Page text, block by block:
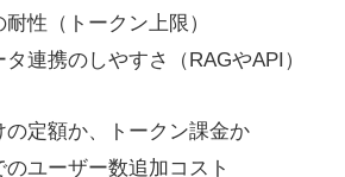
性（トークン上限）
連携のしやすさ（RAGやAPI）
の定額か、トークン課金か
のユーザー数追加コスト